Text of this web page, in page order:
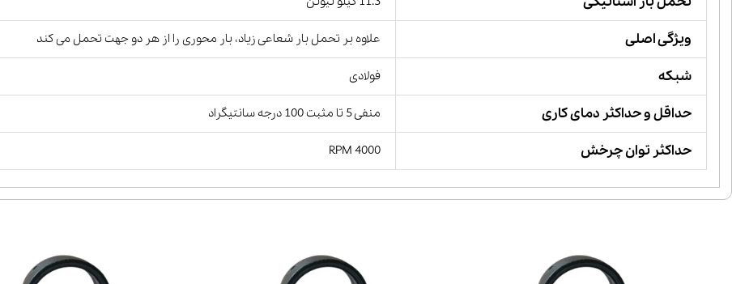
ویژگی اصلی علاوه بر تحمل بار شعاعی زیاد، بار محوری را از هر دو جهت تحمل می کند
شبکه فولادی
حداقل و حداکثر دمای کاری منفی 5 تا مثبت 100 درجه سانتیگراد
حداکثر توان چرخش 4000 RPM